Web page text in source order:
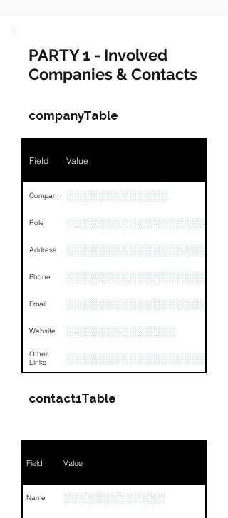
PARTY 1 - Involved
Companies & Contacts
companyTable
Field Value
Company ░░░░░░░░░░░░░
Role
Address
Phone
Email
Website ░░░░░░░░░░░░░░
Other
Links
contact1Table
Field Value
Name ░░░░░░░░░░░░░